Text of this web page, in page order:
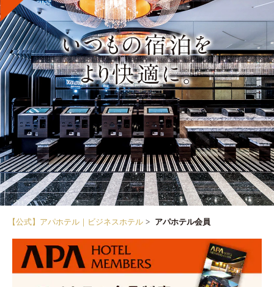
【公式】アパホテル｜ビジネスホテル アパホテル会員